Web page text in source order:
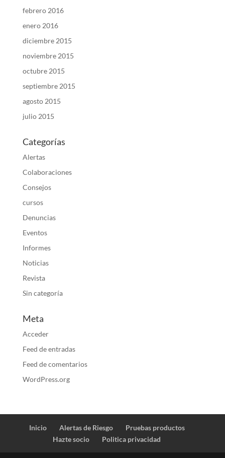
febrero 2016
enero 2016
diciembre 2015
noviembre 2015
octubre 2015
septiembre 2015
agosto 2015
julio 2015
Categorías
Alertas
Colaboraciones
Consejos
cursos
Denuncias
Eventos
Informes
Noticias
Revista
Sin categoría
Meta
Acceder
Feed de entradas
Feed de comentarios
WordPress.org
Inicio Alertas de Riesgo
Pruebas productos
Hazte socio
Politica privacidad